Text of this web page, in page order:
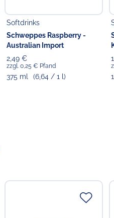
Softdrinks
Schweppes Raspberry -
Australian Import
2,49 €
zzgl. 0,25 € Pfand
375 ml (6,64 / 1 l)